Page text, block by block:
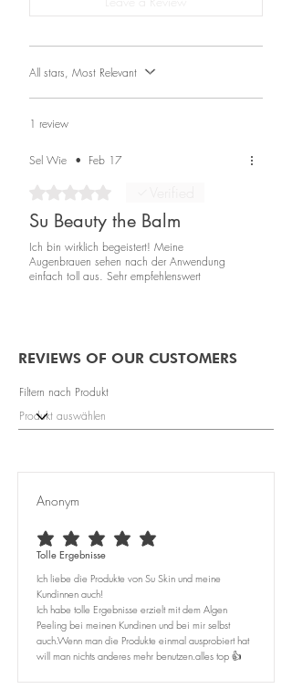
All stars, Most Relevant
1 review
Sel Wie • Feb 17
Rated 5 out of 5 stars.
Su Beauty the Balm
Ich bin wirklich begeistert! Meine
Augenbrauen sehen nach der Anwendung
einfach toll aus. Sehr empfehlenswert
REVIEWS OF OUR CUSTOMERS
Filtern nach Produkt
Anonym
average rating is 5 out of 5
Tolle Ergebnisse
Ich liebe die Produkte von Su Skin und meine
Kundinnen auch!
Ich habe tolle Ergebnisse erzielt mit dem Algen
Peeling bei meinen Kundinen und bei mir selbst
auch.Wenn man die Produkte einmal ausprobiert hat
will man nichts anderes mehr benutzen.alles top 👍